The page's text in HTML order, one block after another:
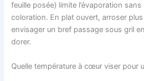
feuille posée) limite l’évaporation
coloration. En plat ouvert, arroser
envisager un bref passage sous gril
dorer.
Quelle température à cœur viser pour